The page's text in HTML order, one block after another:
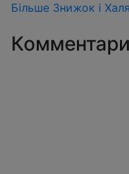
Більше Знижок і